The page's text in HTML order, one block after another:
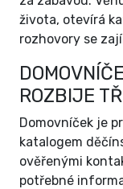
života, otevírá
rozhovory se
ROZBIJE
Domovníček je
katalogem
ověřenými
potřebné